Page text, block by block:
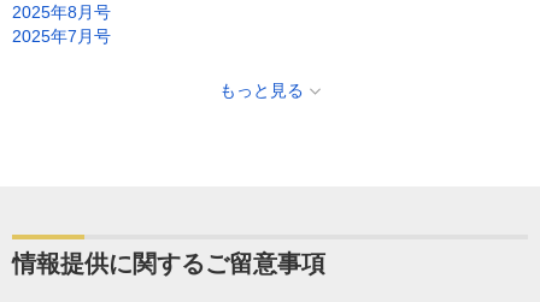
2025年8月号
2025年7月号
もっと見る
情報提供に関するご留意事項